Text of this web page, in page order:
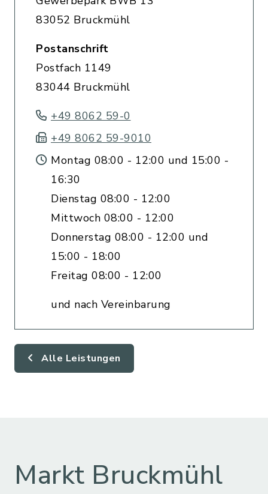
83052 Bruckmühl
Postanschrift
Postfach 1149
83044 Bruckmühl
+49 8062 59-0
+49 8062 59-9010
Montag 08:00 - 12:00 und 15:00 -
16:30
Dienstag 08:00 - 12:00
Mittwoch 08:00 - 12:00
Donnerstag 08:00 - 12:00 und
15:00 - 18:00
Freitag 08:00 - 12:00
und nach Vereinbarung
Alle Leistungen
Markt Bruckmühl